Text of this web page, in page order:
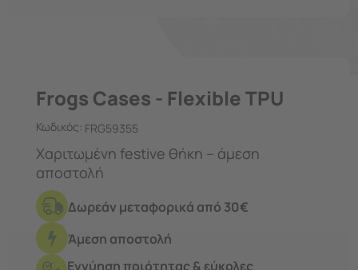
Frogs Cases - Flexible TPU
Κωδικός: FRG59355
Χαριτωμένη festive θήκη – άμεση
αποστολή
Δωρεάν μεταφορικά από 30€
Άμεση αποστολή
Εγγύηση ποιότητας & εύκολες